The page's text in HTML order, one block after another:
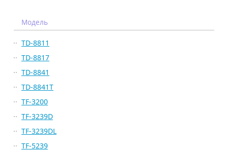
Модель
TD-8811
TD-8817
TD-8841
TD-8841T
TF-3200
TF-3239D
TF-3239DL
TF-5239